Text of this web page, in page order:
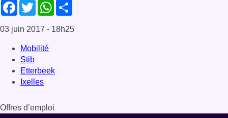
Facebook
TwitterWhatsApp
03 juin 2017 - 18h25
Mobilité
Stib
Etterbeek
Ixelles
Offres d’emploi